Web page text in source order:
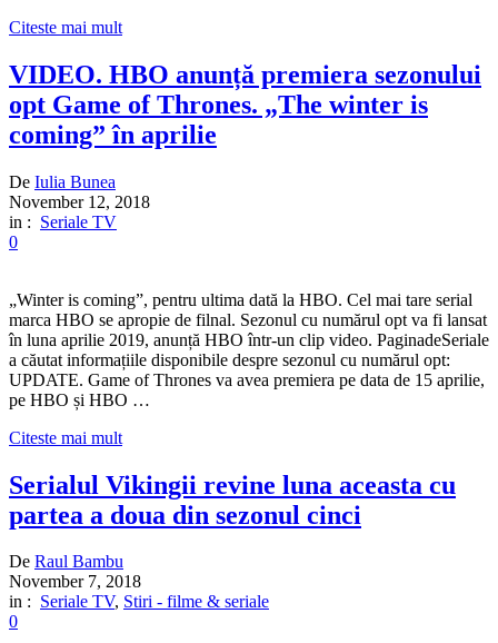
Citeste mai mult
VIDEO. HBO anunță premiera sezonului
opt Game of Thrones. „The winter is
coming” în aprilie
De Iulia Bunea
November 12, 2018
in : Seriale TV
0
„Winter is coming”, pentru ultima dată la HBO. Cel mai tare serial
marca HBO se apropie de filnal. Sezonul cu numărul opt va fi lansat
în luna aprilie 2019, anunță HBO într-un clip video. PaginadeSeriale
a căutat informațiile disponibile despre sezonul cu numărul opt:
UPDATE. Game of Thrones va avea premiera pe data de 15 aprilie,
pe HBO și HBO …
Citeste mai mult
Serialul Vikingii revine luna aceasta cu
partea a doua din sezonul cinci
De Raul Bambu
November 7, 2018
in : Seriale TV, Stiri - filme & seriale
0